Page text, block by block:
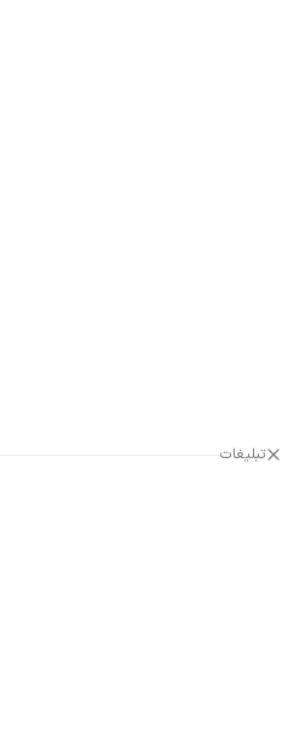
تبلیغات